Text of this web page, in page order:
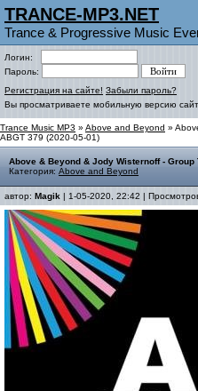
TRANCE-MP3.NET
Trance & Progressive Music
Логин:
Пароль:
Регистрация на сайте! Забыли пароль?
Вы просматриваете мобильную версию
Trance Music MP3 » Above and Beyond »
ABGT 379 (2020-05-01)
Above & Beyond & Jody Wisternoff - Group
Категория: Above and Beyond
автор: Magik | 1-05-2020, 22:42 |